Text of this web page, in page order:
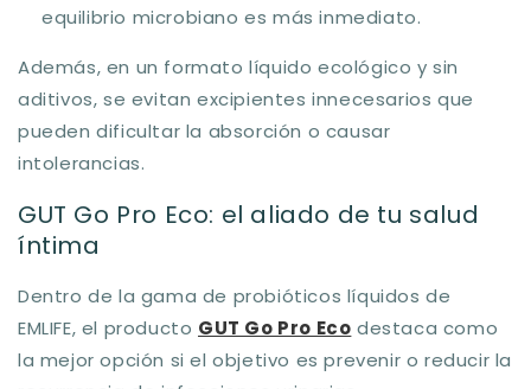
equilibrio microbiano es más inmediato.
Además, en un formato líquido ecológico y sin
aditivos, se evitan excipientes innecesarios que
pueden dificultar la absorción o causar
intolerancias.
GUT Go Pro Eco: el aliado de tu salud
íntima
Dentro de la gama de probióticos líquidos de
EMLIFE, el producto GUT Go Pro Eco destaca como
la mejor opción si el objetivo es prevenir o reducir la